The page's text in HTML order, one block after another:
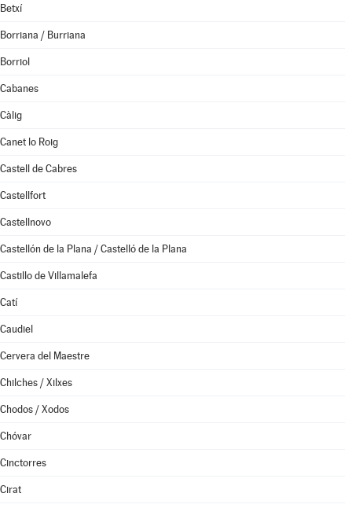
Betxí
Borriana / Burriana
Borriol
Cabanes
Càlig
Canet lo Roig
Castell de Cabres
Castellfort
Castellnovo
Castellón de la Plana / Castelló de la Plana
Castillo de Villamalefa
Catí
Caudiel
Cervera del Maestre
Chilches / Xilxes
Chodos / Xodos
Chóvar
Cinctorres
Cirat